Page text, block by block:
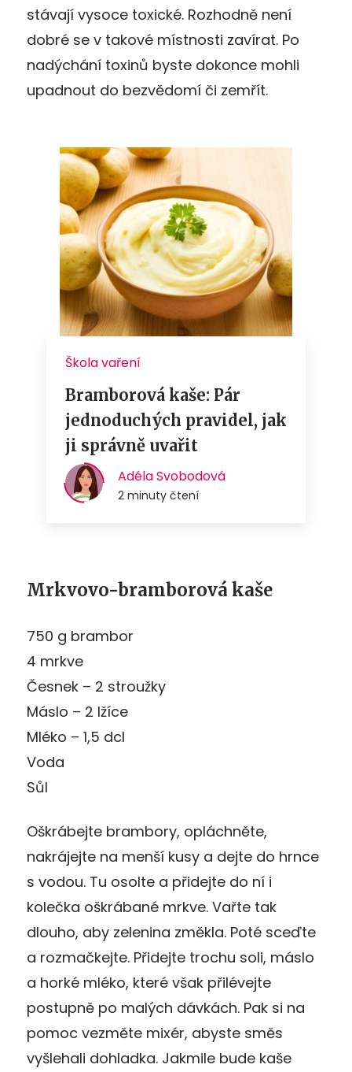
stávají vysoce toxické. Rozhodně není
dobré se v takové místnosti zavírat. Po
nadýchání toxinů byste dokonce mohli
upadnout do bezvědomí či zemřít.
Mrkvovo-bramborová kaše
750 g brambor
4 mrkve
Česnek – 2 stroužky
Máslo – 2 lžíce
Mléko – 1,5 dcl
Voda
Sůl
Oškrábejte brambory, opláchněte,
nakrájejte na menší kusy a dejte do hrnce
s vodou. Tu osolte a přidejte do ní i
kolečka oškrábané mrkve. Vařte tak
dlouho, aby zelenina změkla. Poté sceďte
a rozmačkejte. Přidejte trochu soli, máslo
a horké mléko, které však přilévejte
postupně po malých dávkách. Pak si na
pomoc vezměte mixér, abyste směs
vyšlehali dohladka. Jakmile bude kaše